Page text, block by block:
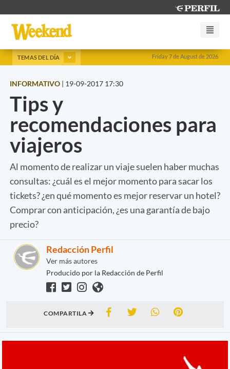
Friday 7 de August de 2026
TEMAS DEL DÍA
INFORMATIVO | 19-09-2017 17:30
Tips y
recomendaciones para
viajeros
Al momento de realizar un viaje suelen haber muchas
consultas: ¿cuál es el mejor momento para sacar los
tickets? ¿en qué momento es mejor reservar un hotel?
Comprar con anticipación, ¿es una garantía de bajo
precio?
Redacción Perfil
Ver más autores
Producido por la Redacción de Perfil
COMPARTILA